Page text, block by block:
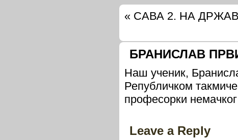
« САВА 2. НА
БРАНИСЛАВ
Наш ученик,
Републичком
професорки
Leave a Reply